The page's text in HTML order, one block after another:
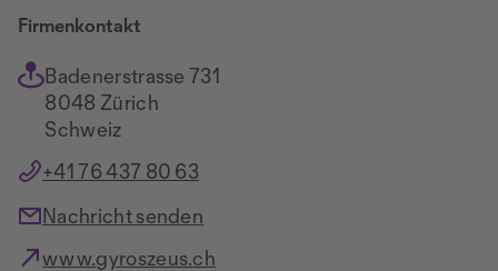
Firmenkontakt
Badenerstrasse 731
8048 Zürich
Schweiz
+41 76 437 80 63
Nachricht senden
www.gyroszeus.ch